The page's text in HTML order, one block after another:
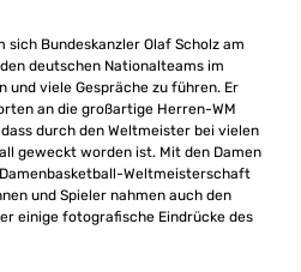
sich Bundeskanzler Olaf Scholz am
deutschen Nationalteams im
und viele Gespräche zu führen. Er
an die großartige Herren-WM
durch den Weltmeister bei vielen
geweckt worden ist. Mit den Damen
Weltmeisterschaft
und Spieler nahmen auch den
einige fotografische Eindrücke des